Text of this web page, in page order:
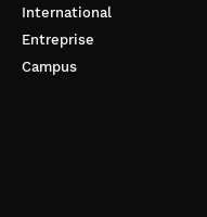
International
Entreprise
Campus